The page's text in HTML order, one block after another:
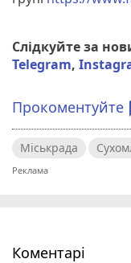
Слідкуйте за
Telegram,
Прокоментуйте
Міськрада
Коментарі